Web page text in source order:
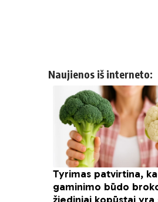
Naujienos iš interneto: